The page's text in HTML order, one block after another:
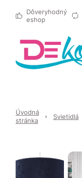
Dôveryhodný
eshop
Úvodná
stránka
Svietidlá